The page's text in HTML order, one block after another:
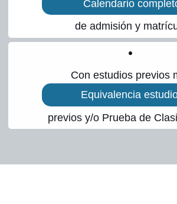
Calendario
de admisión y
Con estudios previos
Equivalencia
previos y/o Prueba de